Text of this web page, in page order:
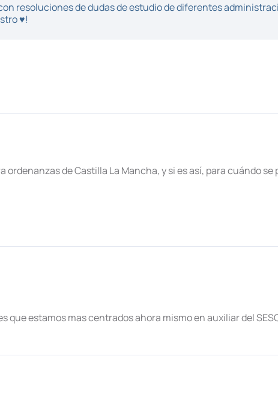
resoluciones de dudas de estudio de diferentes
♥!
de Castilla La Mancha, y si es así, para cuándo
estamos mas centrados ahora mismo en auxiliar del